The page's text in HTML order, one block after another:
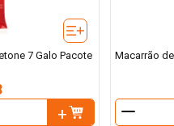
7 Galo Pacote
Macarrão